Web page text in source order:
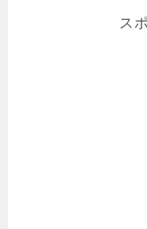
ス